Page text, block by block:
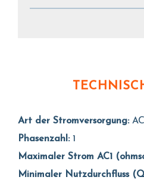
Art der Stromversorgung: AC
Phasenzahl: 1
Maximaler Strom AC1
Minimaler Nutzdurchfluss